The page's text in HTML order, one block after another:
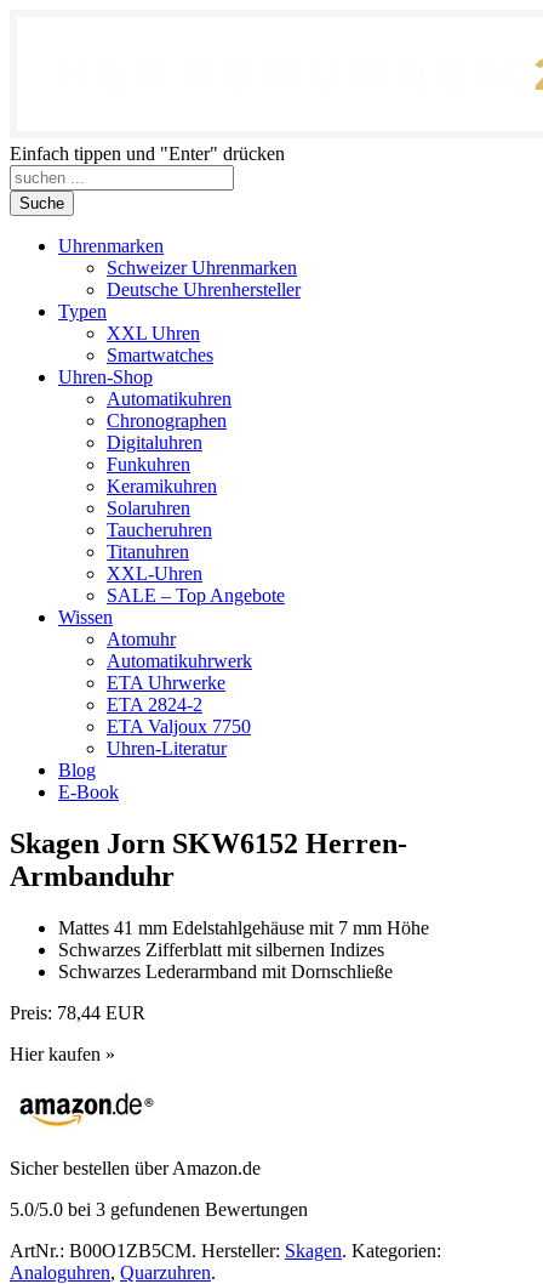
Einfach tippen und "Enter" drücken
Suche
Uhrenmarken
Schweizer Uhrenmarken
Deutsche Uhrenhersteller
Typen
XXL Uhren
Smartwatches
Uhren-Shop
Automatikuhren
Chronographen
Digitaluhren
Funkuhren
Keramikuhren
Solaruhren
Taucheruhren
Titanuhren
XXL-Uhren
SALE – Top Angebote
Wissen
Atomuhr
Automatikuhrwerk
ETA Uhrwerke
ETA 2824-2
ETA Valjoux 7750
Uhren-Literatur
Blog
E-Book
Skagen Jorn SKW6152 Herren-
Armbanduhr
Mattes 41 mm Edelstahlgehäuse mit 7 mm Höhe
Schwarzes Zifferblatt mit silbernen Indizes
Schwarzes Lederarmband mit Dornschließe
Preis: 78,44 EUR
Hier kaufen »
Sicher bestellen über Amazon.de
5.0/5.0 bei 3 gefundenen Bewertungen
ArtNr.: B00O1ZB5CM. Hersteller: Skagen. Kategorien:
Analoguhren, Quarzuhren.